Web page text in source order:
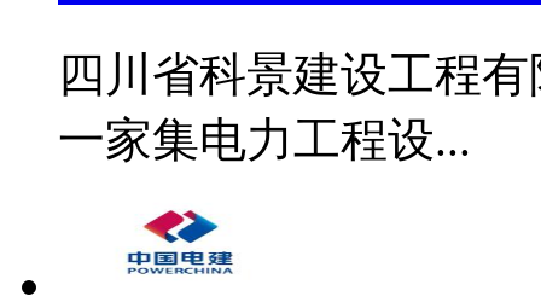
四川省科景建设工程
一家集电力工程设...